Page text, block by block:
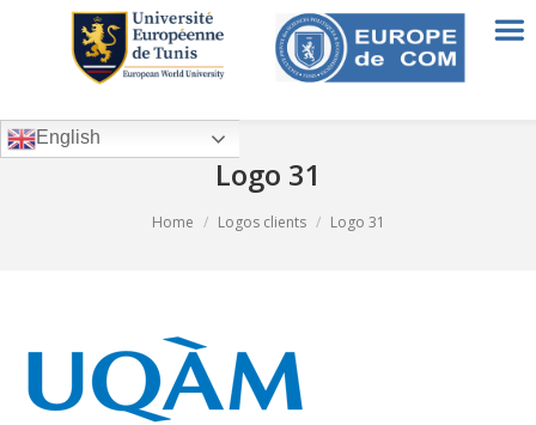
Logo 31
Home Logos clients Logo 31
English